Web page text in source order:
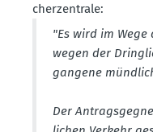
cher­zen­trale:
"Es wird im
wegen der
gangene
Der